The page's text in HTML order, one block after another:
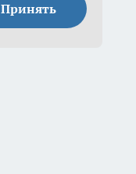
Принять